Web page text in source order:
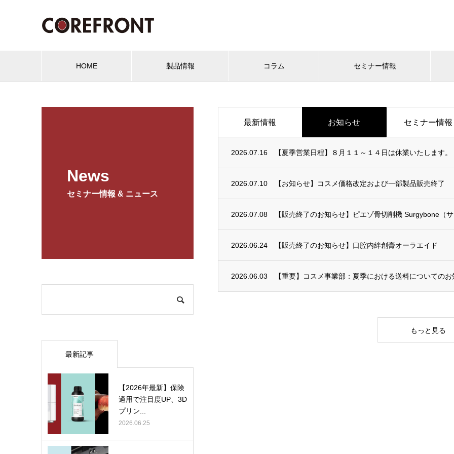
HOME 製品情報 コラム セミナー情報
News
セミナー情報 & ニュース
最新情報 お知らせ セミナー情報
2026.07.16 【夏季営業日程】８月１１～１４日は休業いたします。
2026.07.10 【お知らせ】コスメ価格改定および一部製品販売終了
2026.07.08 【販売終了のお知らせ】ピエゾ骨切削機 Surgybone（
2026.06.24 【販売終了のお知らせ】口腔内絆創膏オーラエイド
2026.06.03 【重要】コスメ事業部：夏季における送料についての
もっと見る
最新記事
【2026年最新】保険
適用で注目度UP、3D
プリン...
2026.06.25